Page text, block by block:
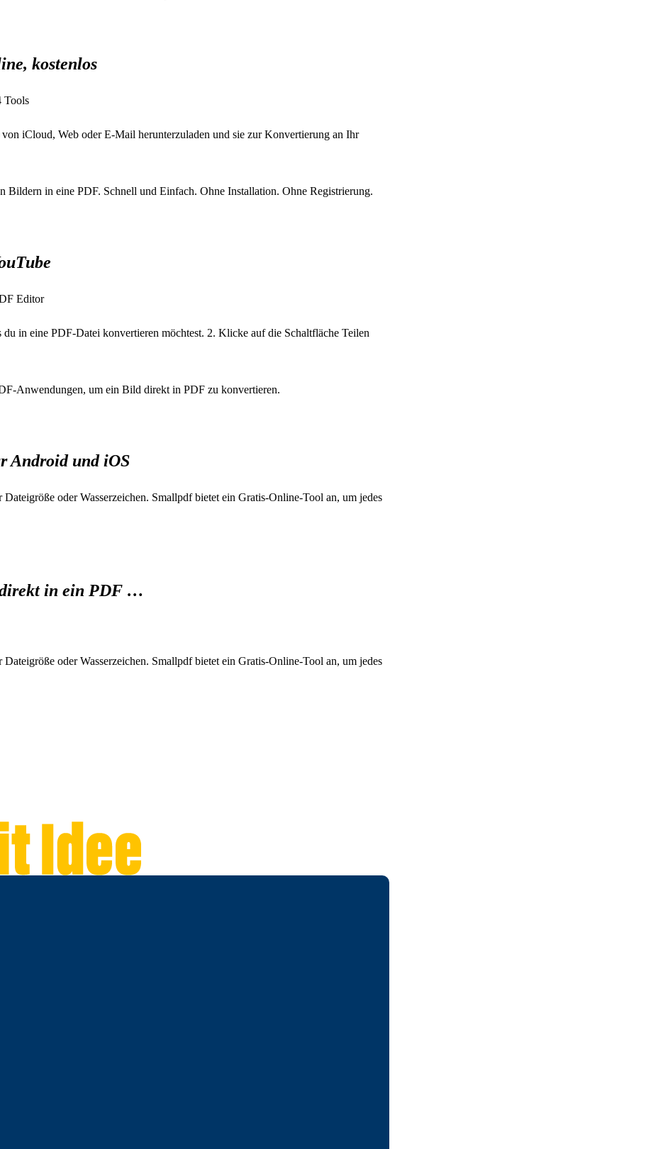
kostenlos
Tools
iCloud, Web oder E-Mail herunterzuladen und sie zur Konvertierung an Ihr
Bildern in eine PDF. Schnell und Einfach. Ohne Installation. Ohne Registrierung.
Editor
in eine PDF-Datei konvertieren möchtest. 2. Klicke auf die Schaltfläche Teilen
Anwendungen, um ein Bild direkt in PDF zu konvertieren.
Android und iOS
oder Wasserzeichen. Smallpdf bietet ein Gratis-Online-Tool an, um jedes
in ein PDF …
oder Wasserzeichen. Smallpdf bietet ein Gratis-Online-Tool an, um jedes